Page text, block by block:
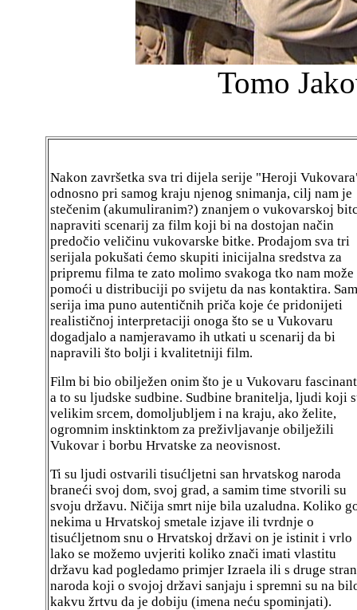
Tomo
Nakon završetka sva tri dijela serije "Heroji
odnosno pri samog kraju njenog snimanja, cilj nam je
stečenim (akumuliranim?) znanjem o vukovarskoj
napraviti scenarij za film koji bi na dostojan način
predočio veličinu vukovarske bitke. Prodajom sva tri
serijala pokušati ćemo skupiti inicijalna sredstva za
pripremu filma te zato molimo svakoga tko nam može
pomoći u distribuciji po svijetu da nas kontaktira.
serija ima puno autentičnih priča koje će pridonijeti
realističnoj interpretaciji onoga što se u Vukovaru
dogadjalo a namjeravamo ih utkati u scenarij da bi
napravili što bolji i kvalitetniji film.
Film bi bio obilježen onim što je u Vukovaru
a to su ljudske sudbine. Sudbine branitelja, ljudi koji
velikim srcem, domoljubljem i na kraju, ako želite,
ogromnim insktinktom za preživljavanje obilježili
Vukovar i borbu Hrvatske za neovisnost.
Ti su ljudi ostvarili tisućljetni san hrvatskog naroda
braneći svoj dom, svoj grad, a samim time stvorili su
svoju državu. Ničija smrt nije bila uzaludna. Koliko
nekima u Hrvatskoj smetale izjave ili tvrdnje o
tisućljetnom snu o Hrvatskoj državi on je istinit i vrlo
lako se možemo uvjeriti koliko znači imati vlastitu
državu kad pogledamo primjer Izraela ili s druge
naroda koji o svojoj državi sanjaju i spremni su na
kakvu žrtvu da je dobiju (imena neću spominjati).